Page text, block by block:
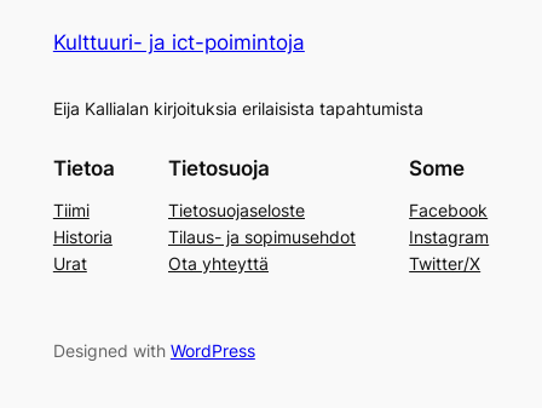
Kulttuuri- ja ict-poimintoja
Eija Kallialan kirjoituksia erilaisista tapahtumista
Tietoa
Tiimi
Historia
Urat
Tietosuoja
Tietosuojaseloste
Tilaus- ja sopimusehdot
Ota yhteyttä
Some
Facebook
Instagram
Twitter/X
Designed with WordPress